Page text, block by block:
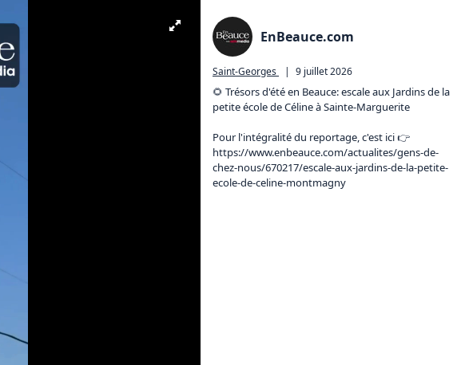
EnBeauce.com
Saint-Georges | 9 juillet 2026
🌻 Trésors d'été en Beauce: escale aux Jardins de la
petite école de Céline à Sainte-Marguerite
Pour l'intégralité du reportage, c'est ici 👉️
https://www.enbeauce.com/actualites/gens-de-
chez-nous/670217/escale-aux-jardins-de-la-petite-
ecole-de-celine-montmagny